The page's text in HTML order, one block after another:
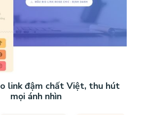
link đậm chất Việt, thu hút
mọi ánh nhìn